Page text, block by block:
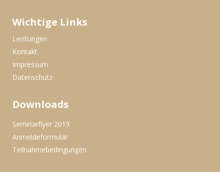
Wichtige Links
Leistungen
Kontakt
Impressum
Datenschutz
Downloads
Seminarflyer 2019
Anmeldeformular
Teilnahmebedingungen